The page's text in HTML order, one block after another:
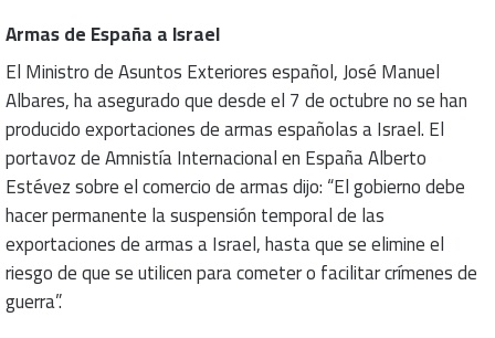
Armas de España a Israel
El Ministro de Asuntos Exteriores español, José Manuel
Albares, ha asegurado que desde el 7 de octubre no se han
producido exportaciones de armas españolas a Israel. El
portavoz de Amnistía Internacional en España Alberto
Estévez sobre el comercio de armas dijo: “El gobierno debe
hacer permanente la suspensión temporal de las
exportaciones de armas a Israel, hasta que se elimine el
riesgo de que se utilicen para cometer o facilitar crímenes de
guerra”.